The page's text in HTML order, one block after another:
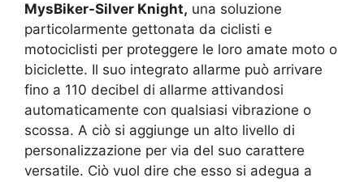
MysBiker-Silver Knight, una soluzione
particolarmente gettonata da ciclisti e
motociclisti per proteggere le loro amate moto o
biciclette. Il suo integrato allarme può arrivare
fino a 110 decibel di allarme attivandosi
automaticamente con qualsiasi vibrazione o
scossa. A ciò si aggiunge un alto livello di
personalizzazione per via del suo carattere
versatile. Ciò vuol dire che esso si adegua a